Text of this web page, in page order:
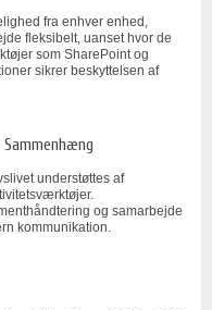
fra enhver enhed,
fleksibelt, uanset hvor de
som SharePoint og
sikrer beskyttelsen af
understøttes af
og samarbejde
kommunikation.